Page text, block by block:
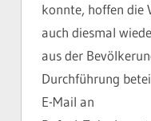
konnte, hoffen die
auch diesmal
aus der
Durchführung
E-Mail an